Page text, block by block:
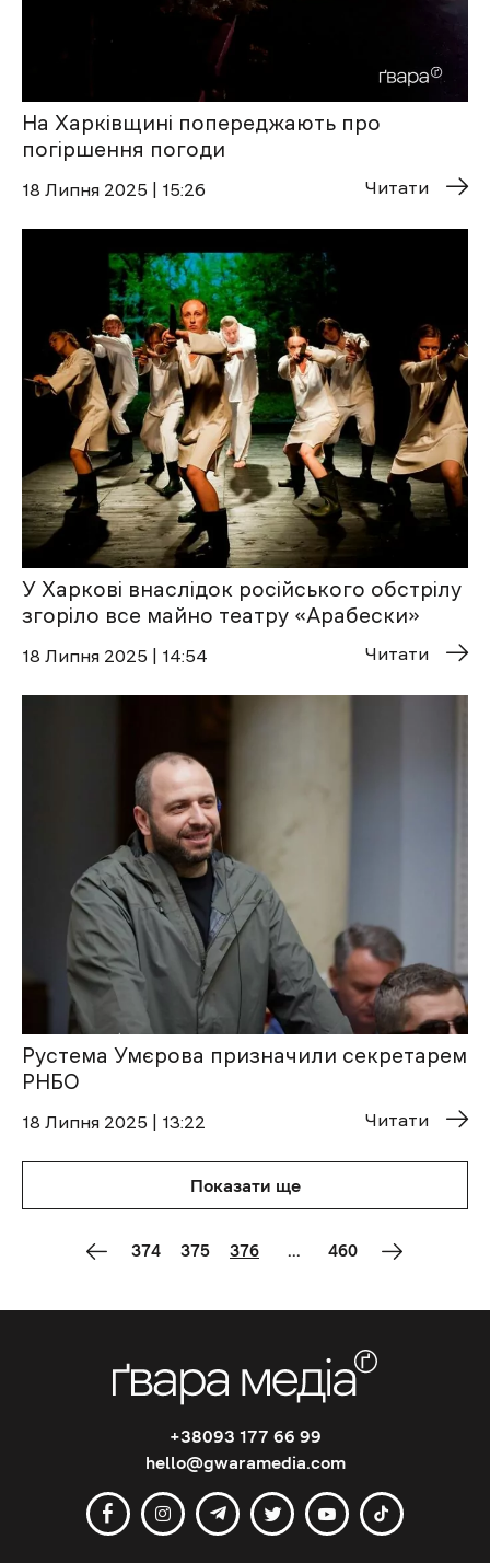
На Харківщині попереджають про
погіршення погоди
18 Липня 2025 | 15:26 Читати
У Харкові внаслідок російського обстрілу
згоріло все майно театру «Арабески»
18 Липня 2025 | 14:54 Читати
Рустема Умєрова призначили секретарем
РНБО
18 Липня 2025 | 13:22 Читати
Показати ще
374 375 376 ... 460
+38093 177 66 99
hello@gwaramedia.com